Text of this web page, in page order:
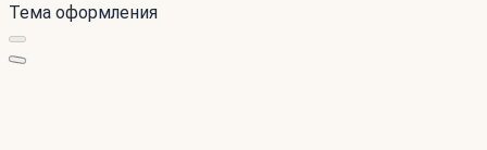
Тема оформления